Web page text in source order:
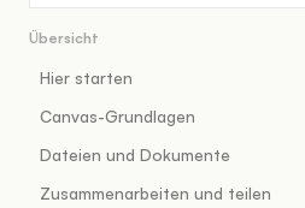
Übersicht
Hier starten
Canvas-Grundlagen
Dateien und Dokumente
Zusammenarbeiten und teilen